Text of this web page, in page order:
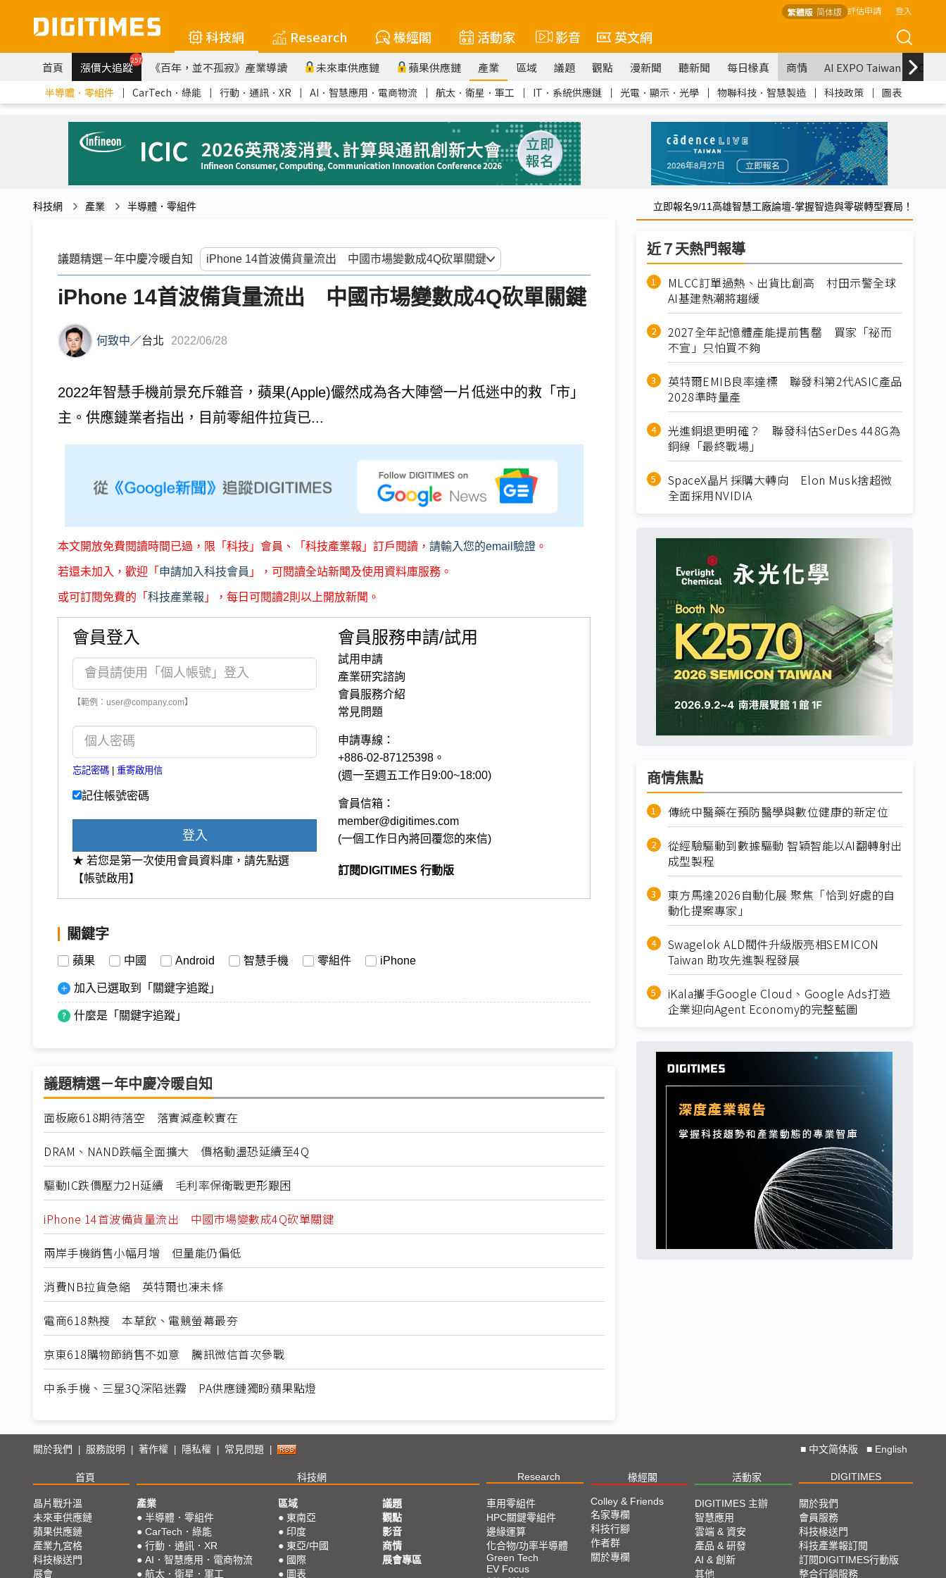
繁體版 简体版 評估申請 登入
科技網 Research 椽經閣 活動家 影音 英文網
首頁 漲價大追蹤257 《百年，並不孤寂》產業導讀 未來車供應鏈 蘋果供應鏈 產業 區域 議題 觀點 漫新聞 聽新聞 每日椽真 商情 AI EXPO Taiwan
半導體．零組件 ｜ CarTech．綠能 ｜ 行動．通訊．XR ｜ AI．智慧應用．電商物流 ｜ 航太．衛星．軍工 ｜ IT．系統供應鏈 ｜ 光電．顯示．光學 ｜ 物聯科技．智慧製造 ｜ 科技政策 ｜ 圖表
科技網 產業 半導體．零組件 立即報名9/11高雄智慧工廠論壇-掌握智造與零碳轉型賽局！
議題精選－年中慶冷暖自知
iPhone 14首波備貨量流出 中國市場變數成4Q砍單關鍵
何致中 ／台北 2022/06/28
2022年智慧手機前景充斥雜音，蘋果(Apple)儼然成為各大陣營一片低迷中的救「市」
主。供應鏈業者指出，目前零組件拉貨已...
本文開放免費閱讀時間已過，限「科技」會員、「科技產業報」訂戶閱讀， 請輸入您的email驗證 。
若還未加入，歡迎「 申請加入科技會員 」，可閱讀全站新聞及使用資料庫服務。
或可訂閱免費的「 科技產業報 」，每日可閱讀2則以上開放新聞。
會員登入
【範例：user@company.com】
忘記密碼 重寄啟用信
記住帳號密碼
登入
★ 若您是第一次使用會員資料庫，請先點選
【帳號啟用】
會員服務申請/試用
試用申請
產業研究諮詢
會員服務介紹
常見問題
申請專線：
+886-02-87125398。
(週一至週五工作日9:00~18:00)
會員信箱：
member@digitimes.com
(一個工作日內將回覆您的來信)
訂閱DIGITIMES 行動版
關鍵字
蘋果 中國 Android 智慧手機 零組件 iPhone
加入已選取到「關鍵字追蹤」
什麼是「關鍵字追蹤」
議題精選－年中慶冷暖自知
面板廠618期待落空 落實減產較實在
DRAM、NAND跌幅全面擴大 價格動盪恐延續至4Q
驅動IC跌價壓力2H延續 毛利率保衛戰更形艱困
iPhone 14首波備貨量流出 中國市場變數成4Q砍單關鍵
兩岸手機銷售小幅月增 但量能仍偏低
消費NB拉貨急縮 英特爾也凍未條
電商618熱搜 本草飲、電競螢幕最夯
京東618購物節銷售不如意 騰訊微信首次參戰
中系手機、三星3Q深陷迷霧 PA供應鏈獨盼蘋果點燈
近７天熱門報導
MLCC訂單過熱、出貨比創高 村田示警全球
AI基建熱潮將趨緩
2027全年記憶體產能提前售罄 買家「祕而
不宣」只怕買不夠
英特爾EMIB良率達標 聯發科第2代ASIC產品
2028準時量產
光進銅退更明確？ 聯發科估SerDes 448G為
銅線「最終戰場」
SpaceX晶片採購大轉向 Elon Musk捨超微
全面採用NVIDIA
商情焦點
傳統中醫藥在預防醫學與數位健康的新定位
從經驗驅動到數據驅動 智穎智能以AI翻轉射出
成型製程
東方馬達2026自動化展 聚焦「恰到好處的自
動化提案專家」
Swagelok ALD閥件升級版亮相SEMICON
Taiwan 助攻先進製程發展
iKala攜手Google Cloud、Google Ads打造
企業迎向Agent Economy的完整藍圖
關於我們 服務說明 著作權 隱私權 常見問題 ■ 中文简体版 ■ English
首頁 科技網 Research 椽經閣 活動家 DIGITIMES
晶片戰升溫
未來車供應鏈
蘋果供應鏈
產業九宮格
科技椽送門
展會
產業
● 半導體．零組件
● CarTech．綠能
● 行動．通訊．XR
● AI．智慧應用．電商物流
● 航太．衛星．軍工
區域
● 東南亞
● 印度
● 東亞/中國
● 國際
● 圖表
議題
觀點
影音
商情
展會專區
車用零組件
HPC關鍵零組件
邊緣運算
化合物/功率半導體
Green Tech
EV Focus
Colley & Friends
名家專欄
科技行腳
作者群
關於專欄
DIGITIMES 主辦
智慧應用
雲端 & 資安
產品 & 研發
AI & 創新
其他
關於我們
會員服務
科技椽送門
科技產業報訂閱
訂閱DIGITIMES行動版
整合行銷服務